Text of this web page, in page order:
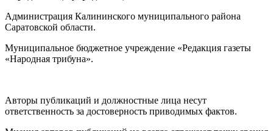
Администрация Калининского муниципального района
Саратовской области.
Муниципальное бюджетное учреждение «Редакция газеты
«Народная трибуна».
Авторы публикаций и должностные лица несут
ответственность за достоверность приводимых фактов.